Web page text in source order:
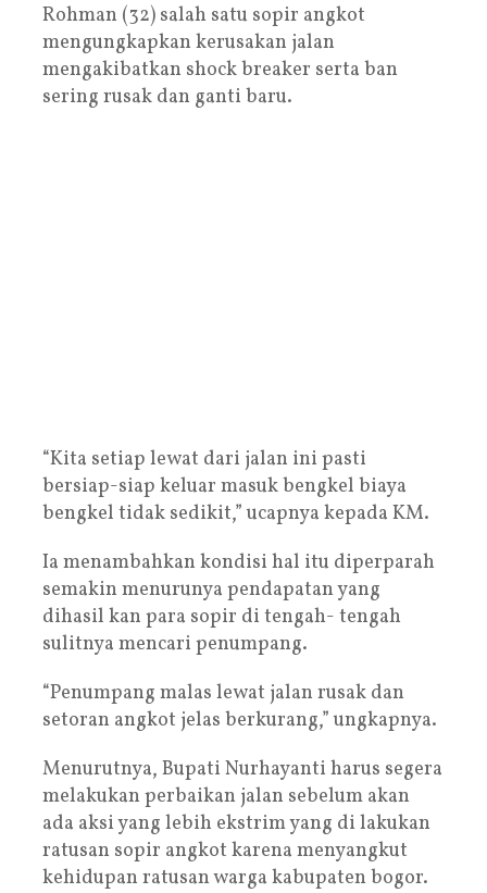
Rohman (32) salah satu sopir angkot
mengungkapkan kerusakan jalan
mengakibatkan shock breaker serta ban
sering rusak dan ganti baru.
“Kita setiap lewat dari jalan ini pasti
bersiap-siap keluar masuk bengkel biaya
bengkel tidak sedikit,” ucapnya kepada KM.
Ia menambahkan kondisi hal itu diperparah
semakin menurunya pendapatan yang
dihasil kan para sopir di tengah- tengah
sulitnya mencari penumpang.
“Penumpang malas lewat jalan rusak dan
setoran angkot jelas berkurang,” ungkapnya.
Menurutnya, Bupati Nurhayanti harus segera
melakukan perbaikan jalan sebelum akan
ada aksi yang lebih ekstrim yang di lakukan
ratusan sopir angkot karena menyangkut
kehidupan ratusan warga kabupaten bogor.